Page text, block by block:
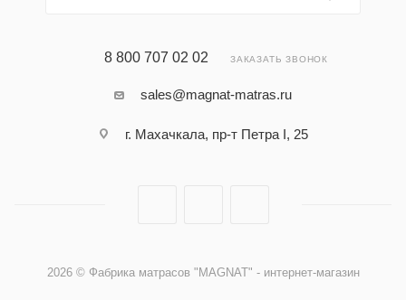
8 800 707 02 02 ЗАКАЗАТЬ ЗВОНОК
sales@magnat-matras.ru
г. Махачкала, пр-т Петра I, 25
2026 © Фабрика матрасов "MAGNAT" - интернет-магазин